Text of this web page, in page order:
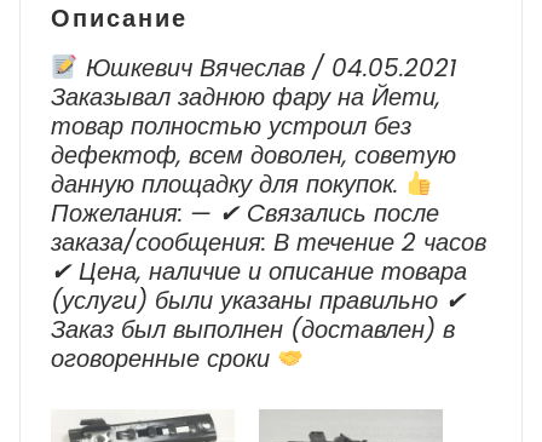
B6
Описание
Юшкевич Вячеслав / 04.05.2021
Заказывал заднюю фару на Йети,
товар полностью устроил без
дефектоф, всем доволен, советую
данную площадку для покупок.
Пожелания: — ✔ Cвязались после
заказа/сообщения: В течение 2 часов
✔ Цена, наличие и описание товара
(услуги) были указаны правильно ✔
Заказ был выполнен (доставлен) в
оговоренные сроки